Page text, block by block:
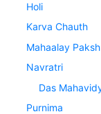
Holi
Karva Chauth
Mahaalay
Navratri
Das
Purnima